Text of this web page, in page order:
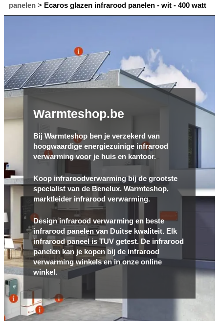
panelen > Ecaros glazen infrarood panelen - wit - 400 watt
Warmteshop.be
Bij Warmteshop ben je verzekerd van
hoogwaardige energiezuinige infrarood
verwarming voor je huis en kantoor.
Koop infraroodverwarming bij de grootste
specialist van de Benelux. Warmteshop,
marktleider infrarood verwarming.
Design infrarood verwarming en beste
infrarood panelen van Duitse kwaliteit. Elk
infrarood paneel is TUV getest. De infrarood
panelen kan je kopen bij de infrarood
verwarming winkels en in onze online
winkel.